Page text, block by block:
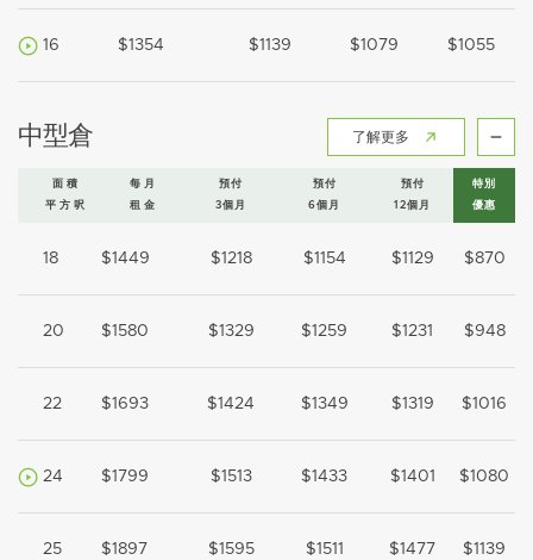
16 $1354 $1139 $1079 $1055
中型倉 了解更多
面積
平方呎
每月
租金
預付
3個月
預付
6個月
預付
12個月
特別
優惠
18 $1449 $1218 $1154 $1129 $870
20 $1580 $1329 $1259 $1231 $948
22 $1693 $1424 $1349 $1319 $1016
24 $1799 $1513 $1433 $1401 $1080
25 $1897 $1595 $1511 $1477 $1139